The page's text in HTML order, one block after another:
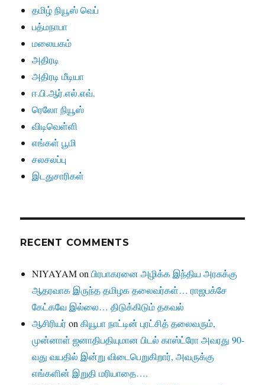
தமிழ் நியூஸ் வெப்
பத்மநாபா
மலையகம்
அதிரடி
அதிரடி மீடியா
ஈ.பி.ஆர்.எல்.எவ்.
ரெலோ நியூஸ்
விடிவெள்ளி
எங்கள் பூமி
சலசலப்பு
இடதுசாரிகள்
RECENT COMMENTS
NIYAYAMonபிரபாகரனை அழிக்க இந்திய அரசுக்கு
ஆதரவாக இருந்த தமிழக தலைவர்கள்… ராஜபக்சே
கேட்கவே இல்லை… திடுக்கிடும் தகவல்
ஆசிரியர்onகியூபா நாட்டின் புரட்சித் தலைவரும்,
முன்னாள் ஜனாதிபதியுமான பிடல் காஸ்ட்ரோ அவரது 90-
வது வயதில் இன்று விடைபெறுகிறார், அவருக்கு
எங்களின் இறுதி மரியாதை….